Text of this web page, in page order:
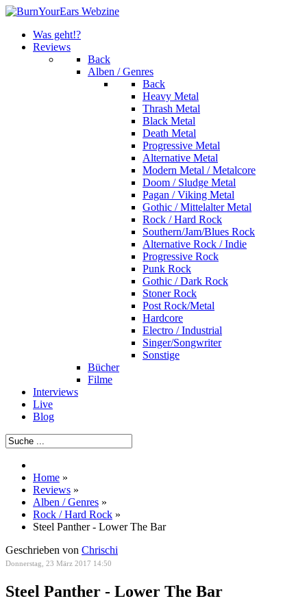
Was geht!?
Reviews
Back
Alben / Genres
Back
Heavy Metal
Thrash Metal
Black Metal
Death Metal
Progressive Metal
Alternative Metal
Modern Metal / Metalcore
Doom / Sludge Metal
Pagan / Viking Metal
Gothic / Mittelalter Metal
Rock / Hard Rock
Southern/Jam/Blues Rock
Alternative Rock / Indie
Progressive Rock
Punk Rock
Gothic / Dark Rock
Stoner Rock
Post Rock/Metal
Hardcore
Electro / Industrial
Singer/Songwriter
Sonstige
Bücher
Filme
Interviews
Live
Blog
Home »
Reviews »
Alben / Genres »
Rock / Hard Rock »
Steel Panther - Lower The Bar
Geschrieben von Chrischi
Donnerstag, 23 März 2017 14:50
Steel Panther - Lower The Bar